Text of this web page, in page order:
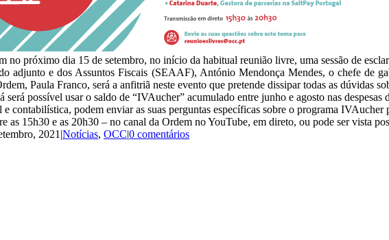
no próximo dia 15 de setembro, no início da habitual reunião livre, uma sessão de
adjunto e dos Assuntos Fiscais (SEAAF), António Mendonça Mendes, o chefe de
Paula Franco, será a anfitriã neste evento que pretende dissipar todas as dúvidas
possível usar o saldo de “IVAucher” acumulado entre junho e agosto nas despesas
contabilística, podem enviar as suas perguntas específicas sobre o programa IVAucher
as 15h30 e as 20h30 – no canal da Ordem no YouTube, em direto, ou pode ser vista
2021|Notícias, OCC|0 comentários